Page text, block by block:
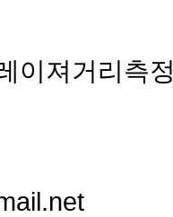
이져거리측